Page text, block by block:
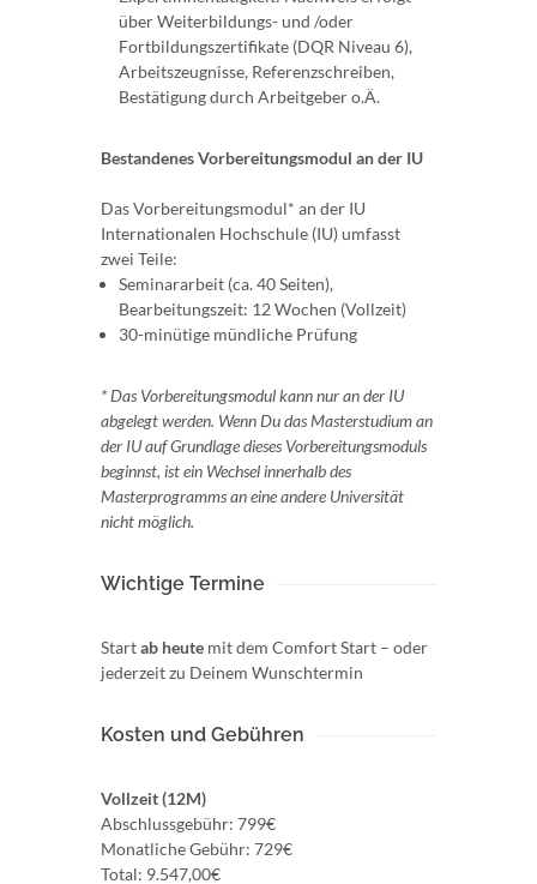
über Weiterbildungs- und /oder
Fortbildungszertifikate (DQR Niveau 6),
Arbeitszeugnisse, Referenzschreiben,
Bestätigung durch Arbeitgeber o.Ä.
Bestandenes Vorbereitungsmodul an der IU
Das Vorbereitungsmodul* an der IU
Internationalen Hochschule (IU) umfasst
zwei Teile:
Seminararbeit (ca. 40 Seiten),
Bearbeitungszeit: 12 Wochen (Vollzeit)
30-minütige mündliche Prüfung
* Das Vorbereitungsmodul kann nur an der IU
abgelegt werden. Wenn Du das Masterstudium an
der IU auf Grundlage dieses Vorbereitungsmoduls
beginnst, ist ein Wechsel innerhalb des
Masterprogramms an eine andere Universität
nicht möglich.
Wichtige Termine
Startab heute mit dem Comfort Start – oder
jederzeit zu Deinem Wunschtermin
Kosten und Gebühren
Vollzeit (12M)
Abschlussgebühr: 799€
Monatliche Gebühr: 729€
Total: 9.547,00€